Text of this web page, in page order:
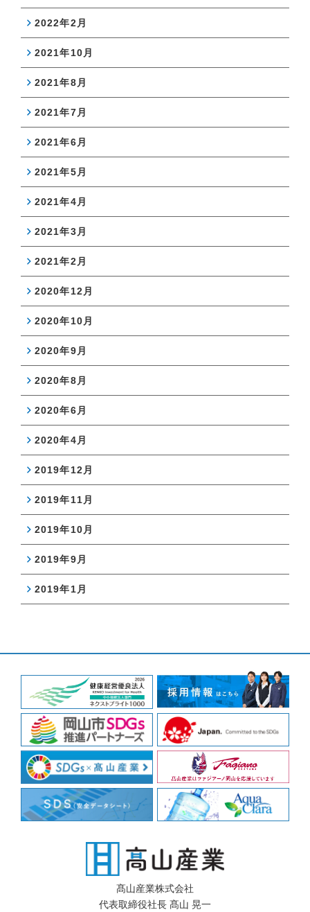
2022年2月
2021年10月
2021年8月
2021年7月
2021年6月
2021年5月
2021年4月
2021年3月
2021年2月
2020年12月
2020年10月
2020年9月
2020年8月
2020年6月
2020年4月
2019年12月
2019年11月
2019年10月
2019年9月
2019年1月
髙山産業株式会社
代表取締役社長 髙山 晃一